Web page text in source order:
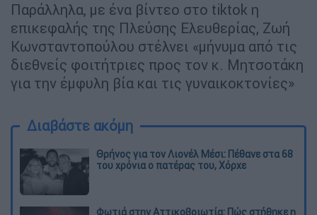
Παράλληλα, με ένα βίντεο στο tiktok η
επικεφαλής της Πλεύσης Ελευθερίας, Ζωή
Κωνσταντοπούλου στέλνει «μήνυμα από τις
διεθνείς φοιτήτριες προς τον κ. Μητσοτάκη
για την έμφυλη βία και τις γυναικοκτονίες»
Διαβάστε ακόμη
Θρήνος για τον Λιονέλ Μέσι: Πέθανε στα 68
του χρόνια ο πατέρας του, Χόρχε
Φωτιά στην Αττικοβοιωτία: Πώς στήθηκε η